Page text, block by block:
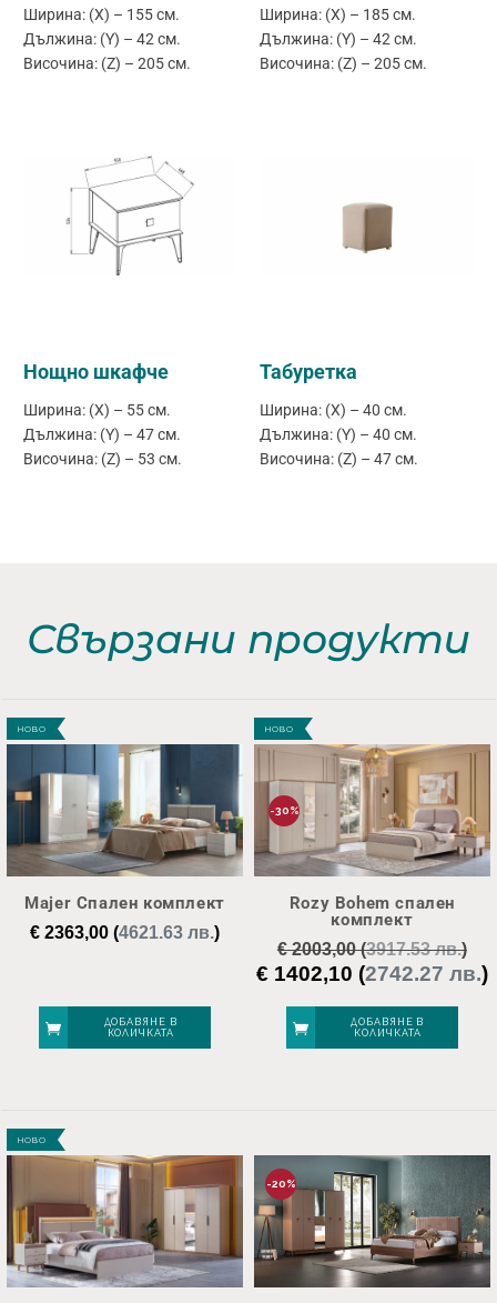
Ширина: (X) – 155 см.
Дължина: (Y) – 42 см.
Височина: (Z) – 205 см.
Ширина: (X) – 185 см.
Дължина: (Y) – 42 см.
Височина: (Z) – 205 см.
Нощно шкафче
Ширина: (X) – 55 см.
Дължина: (Y) – 47 см.
Височина: (Z) – 53 см.
Табуретка
Ширина: (X) – 40 см.
Дължина: (Y) – 40 см.
Височина: (Z) – 47 см.
Свързани продукти
НОВО
Majer Спален комплект
€ 2363,00 (4621.63 лв.)
ДОБАВЯНЕ В
КОЛИЧКАТА
НОВО
-30%
Rozy Bohem спален
комплект
€2003,00(3917.53 лв.)
Original
was:
€ 2003,00.
€ 1402,10 (2742.27 лв.)
ДОБАВЯНЕ В
КОЛИЧКАТА
НОВО
-20%